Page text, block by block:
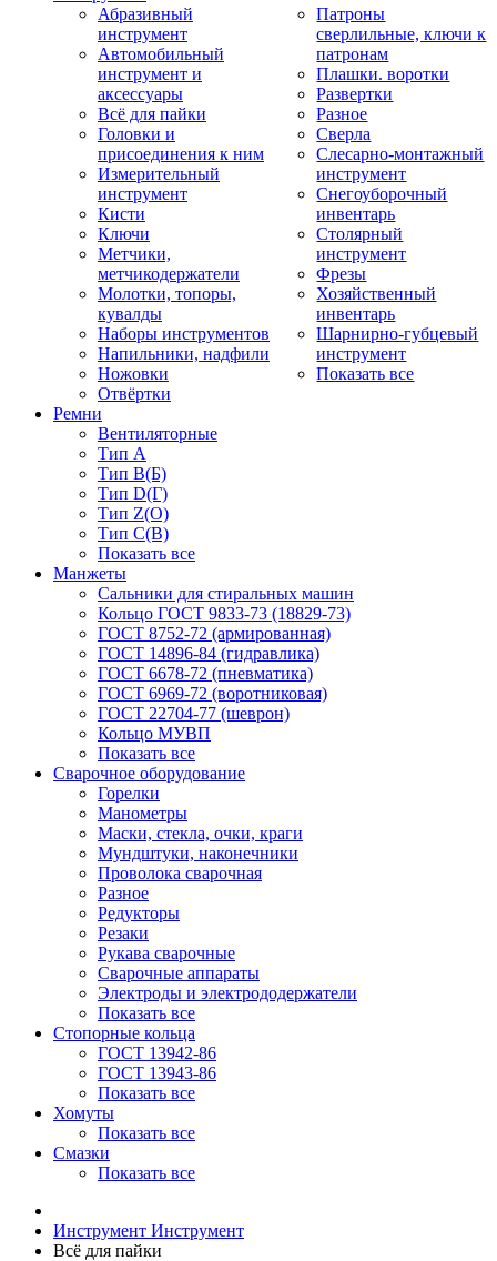
Абразивный
инструмент
Автомобильный
инструмент и
аксессуары
Всё для пайки
Головки и
присоединения к ним
Измерительный
инструмент
Кисти
Ключи
Метчики,
метчикодержатели
Молотки, топоры,
кувалды
Наборы инструментов
Напильники, надфили
Ножовки
Отвёртки
Патроны
сверлильные, ключи к
патронам
Плашки. воротки
Развертки
Разное
Сверла
Слесарно-монтажный
инструмент
Снегоуборочный
инвентарь
Столярный
инструмент
Фрезы
Хозяйственный
инвентарь
Шарнирно-губцевый
инструмент
Показать все
Ремни
Вентиляторные
Тип A
Тип B(Б)
Тип D(Г)
Тип Z(O)
Тип С(В)
Показать все
Манжеты
Сальники для стиральных машин
Кольцо ГОСТ 9833-73 (18829-73)
ГОСТ 8752-72 (армированная)
ГОСТ 14896-84 (гидравлика)
ГОСТ 6678-72 (пневматика)
ГОСТ 6969-72 (воротниковая)
ГОСТ 22704-77 (шеврон)
Кольцо МУВП
Показать все
Сварочное оборудование
Горелки
Манометры
Маски, стекла, очки, краги
Мундштуки, наконечники
Проволока сварочная
Разное
Редукторы
Резаки
Рукава сварочные
Сварочные аппараты
Электроды и электрододержатели
Показать все
Стопорные кольца
ГОСТ 13942-86
ГОСТ 13943-86
Показать все
Хомуты
Показать все
Смазки
Показать все
Инструмент Инструмент
Всё для пайки